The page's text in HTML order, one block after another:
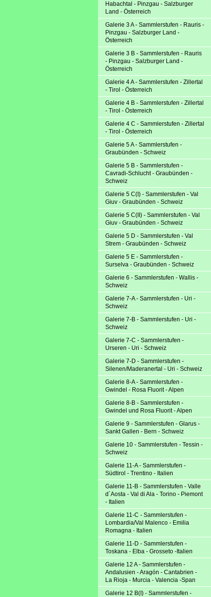
Habachtal - Pinzgau - Salzburger
Land - Österreich
Galerie 3 A - Sammlerstufen - Rauris -
Pinzgau - Salzburger Land -
Österreich
Galerie 3 B - Sammlerstufen - Rauris
- Pinzgau - Salzburger Land -
Österreich
Galerie 4 A - Sammlerstufen - Zillertal
- Tirol - Österreich
Galerie 4 B - Sammlerstufen - Zillertal
- Tirol - Österreich
Galerie 4 C - Sammlerstufen - Zillertal
- Tirol - Österreich
Galerie 5 A - Sammlerstufen -
Graubünden - Schweiz
Galerie 5 B - Sammlerstufen -
Cavradi-Schlucht - Graubünden -
Schweiz
Galerie 5 C(I) - Sammlerstufen - Val
Giuv - Graubünden - Schweiz
Galerie 5 C(II) - Sammlerstufen - Val
Giuv - Graubünden - Schweiz
Galerie 5 D - Sammlerstufen - Val
Strem - Graubünden - Schweiz
Galerie 5 E - Sammlerstufen -
Surselva - Graubünden - Schweiz
Galerie 6 - Sammlerstufen - Wallis -
Schweiz
Galerie 7-A - Sammlerstufen - Uri -
Schweiz
Galerie 7-B - Sammlerstufen - Uri -
Schweiz
Galerie 7-C - Sammlerstufen -
Urseren - Uri - Schweiz
Galerie 7-D - Sammlerstufen -
Silenen/Maderanertal - Uri - Schweiz
Galerie 8-A - Sammlerstufen -
Gwindel - Rosa Fluorit - Alpen
Galerie 8-B - Sammlerstufen -
Gwindel und Rosa Fluorit - Alpen
Galerie 9 - Sammlerstufen - Glarus -
Sankt Gallen - Bern - Schweiz
Galerie 10 - Sammlerstufen - Tessin -
Schweiz
Galerie 11-A - Sammlerstufen -
Südtirol - Trentino - Italien
Galerie 11-B - Sammlerstufen - Valle
d´Aosta - Val di Ala - Torino - Piemont
- Italien
Galerie 11-C - Sammlerstufen -
Lombardia/Val Malenco - Emilia
Romagna - Italien
Galerie 11-D - Sammlerstufen -
Toskana - Elba - Grosseto -Italien
Galerie 12 A - Sammlerstufen -
Andalusien - Aragón - Cantabrien -
La Rioja - Murcia - Valencia -Span
Galerie 12 B(I) - Sammlerstufen -